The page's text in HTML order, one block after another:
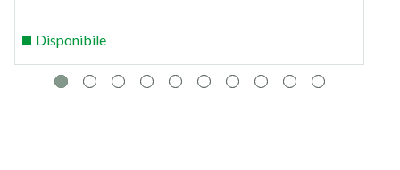
Disponibile